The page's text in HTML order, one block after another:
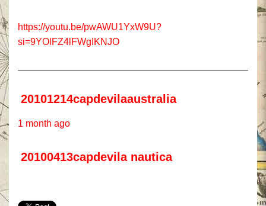
https://youtu.be/pwAWU1YxW9U?
si=9YOlFZ4lFWgIKNJO
20101214capdevilaaustralia
1 month ago
20100413capdevila nautica